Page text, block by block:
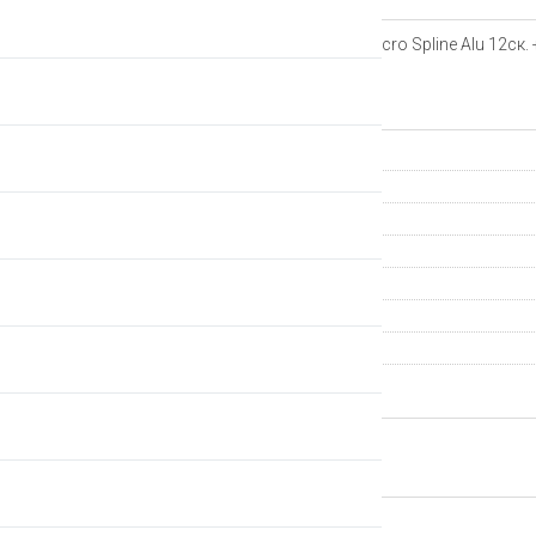
Барабан DT Swiss Shimano Micro Spline Alu
Производитель
Группа компонентов
Артикул
ВЕРНУТЬСЯ НАЗАД